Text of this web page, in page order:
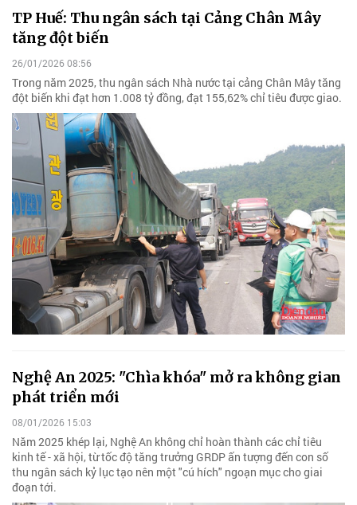
TP Huế: Thu ngân sách tại Cảng Chân Mây
tăng đột biến
26/01/2026 08:56
Trong năm 2025, thu ngân sách Nhà nước tại cảng Chân Mây tăng
đột biến khi đạt hơn 1.008 tỷ đồng, đạt 155,62% chỉ tiêu được giao.
Nghệ An 2025: "Chìa khóa" mở ra không gian
phát triển mới
08/01/2026 15:03
Năm 2025 khép lại, Nghệ An không chỉ hoàn thành các chỉ tiêu
kinh tế - xã hội, từ tốc độ tăng trưởng GRDP ấn tượng đến con số
thu ngân sách kỷ lục tạo nên một "cú hích" ngoạn mục cho giai
đoạn tới.